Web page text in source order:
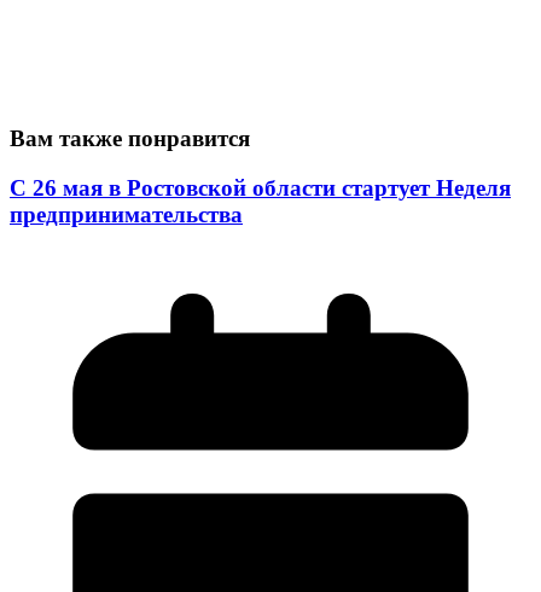
Вам также понравится
С 26 мая в Ростовской области стартует Неделя
предпринимательства